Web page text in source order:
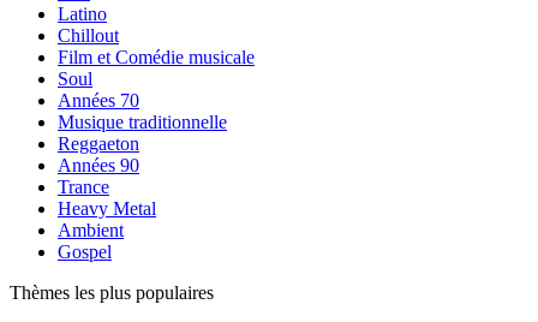
Latino
Chillout
Film et Comédie musicale
Soul
Années 70
Musique traditionnelle
Reggaeton
Années 90
Trance
Heavy Metal
Ambient
Gospel
Thèmes les plus populaires